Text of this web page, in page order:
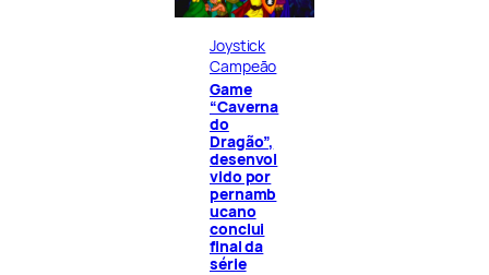
Joystick
Campeão
Game
“Caverna
do
Dragão”,
desenvol
vido por
pernamb
ucano
conclui
final da
série